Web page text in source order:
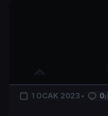
1 OCAK 2023 0